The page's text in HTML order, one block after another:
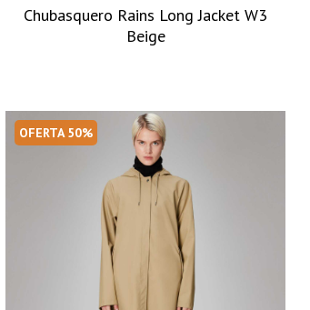
Chubasquero Rains Long Jacket W3
Beige
OFERTA 50%